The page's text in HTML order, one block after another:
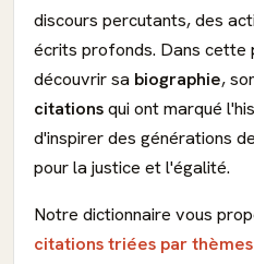
discours percutants, des
écrits profonds. Dans cette
découvrir sa biographie,
citationsqui ont marqué
d'inspirer des générations
pour la justice et l'égalité.
Notre dictionnaire vous
citations triées par thèmes